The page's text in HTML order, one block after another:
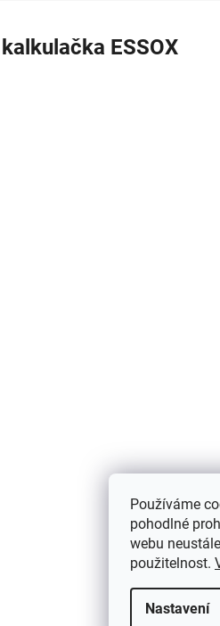
Používáme
pohodlné
webu
použitelnost.
Nastavení
ESSOX